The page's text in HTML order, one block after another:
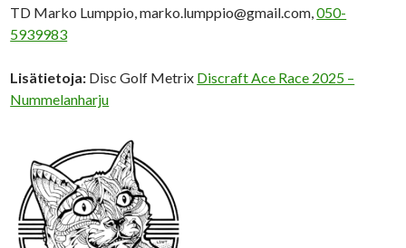
TD Marko Lumppio, marko.lumppio@gmail.com,050-
5939983
Lisätietoja: Disc Golf Metrix Discraft Ace Race 2025 –
Nummelanharju